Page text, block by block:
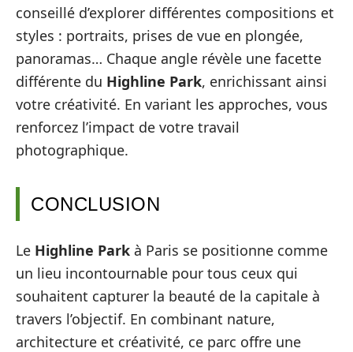
conseillé d’explorer différentes compositions et
styles : portraits, prises de vue en plongée,
panoramas… Chaque angle révèle une facette
différente du Highline Park, enrichissant ainsi
votre créativité. En variant les approches, vous
renforcez l’impact de votre travail
photographique.
CONCLUSION
Le Highline Park à Paris se positionne comme
un lieu incontournable pour tous ceux qui
souhaitent capturer la beauté de la capitale à
travers l’objectif. En combinant nature,
architecture et créativité, ce parc offre une